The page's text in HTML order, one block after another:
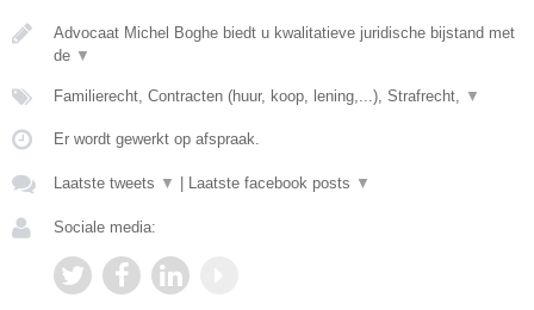
Advocaat Michel Boghe biedt u kwalitatieve juridische bijstand met
de ▼
Familierecht, Contracten (huur, koop, lening,...), Strafrecht, ▼
Er wordt gewerkt op afspraak.
Laatste tweets ▼ | Laatste facebook posts ▼
Sociale media: